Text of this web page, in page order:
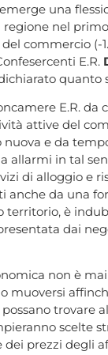
una
nel
commercio (-
E.R.
quanto
E.R. da
attive del
e da
allarmi in tal
di alloggio e
anche da una
territorio, è
dai
non è
muoversi
trovare
scelte
dei prezzi degli